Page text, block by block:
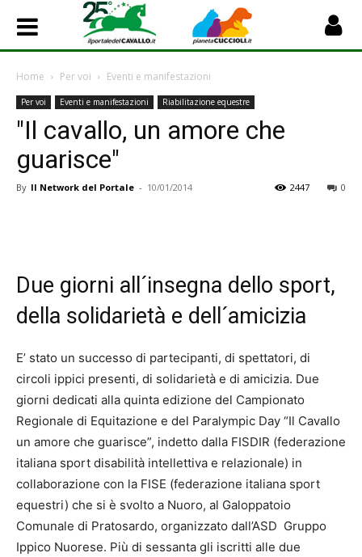
Home Per voi Eventi e manifestazioni
Per voi Eventi e manifestazioni Riabilitazione equestre
"Il cavallo, un amore che
guarisce"
By Il Network del Portale - 10/01/2014 0
2447
Due giorni all´insegna dello sport,
della solidarietà e dell´amicizia
E’ stato un successo di partecipanti, di spettatori, di
circoli ippici presenti, di solidarietà e di amicizia. Due
giorni dedicati alla quinta edizione del Campionato
Regionale di Equitazione e del Paralympic Day “Il Cavallo
un amore che guarisce”, indetto dalla FISDIR (federazione
italiana sport disabilità intellettiva e relazionale) in
collaborazione con la FISE (federazione italiana sport
equestri) che si è svolto a Nuoro, al Galoppatoio
Comunale di Pratosardo, organizzato dall’ASD Gruppo
Ippico Nuorese. Più di sessanta gli iscritti alle due